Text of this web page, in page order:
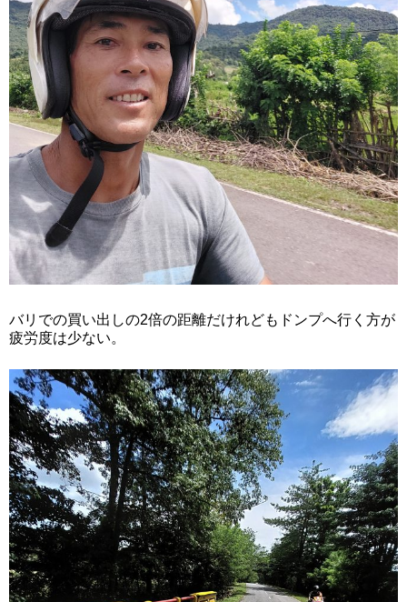
バリでの買い出しの2倍の距離だけれどもドンプへ行く方が
疲労度は少ない。